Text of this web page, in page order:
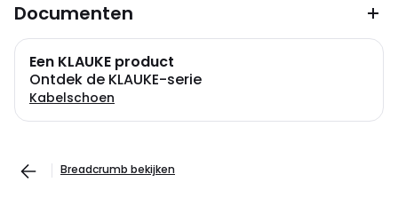
Documenten
Een KLAUKE product
Ontdek de KLAUKE-serie
Kabelschoen
Breadcrumb bekijken